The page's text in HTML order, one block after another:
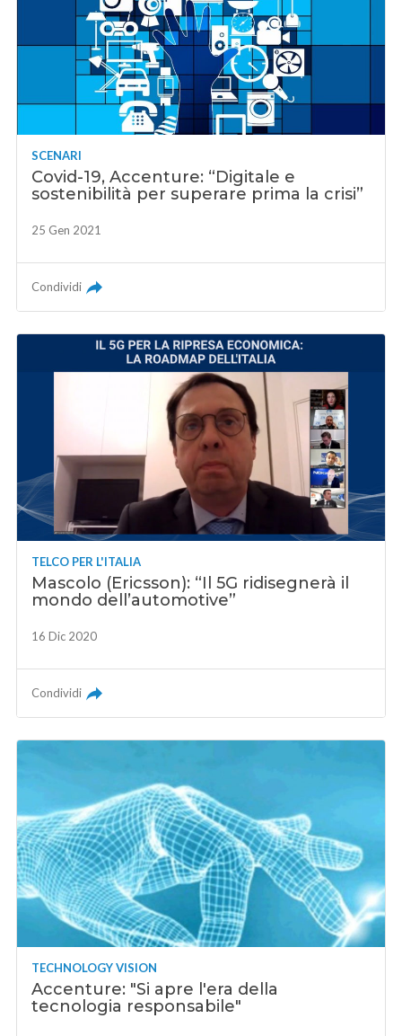
SCENARI
Covid-19, Accenture: “Digitale e
sostenibilità per superare prima la crisi”
25 Gen 2021
Condividi
TELCO PER L'ITALIA
Mascolo (Ericsson): “Il 5G ridisegnerà il
mondo dell’automotive”
16 Dic 2020
Condividi
TECHNOLOGY VISION
Accenture: "Si apre l'era della
tecnologia responsabile"